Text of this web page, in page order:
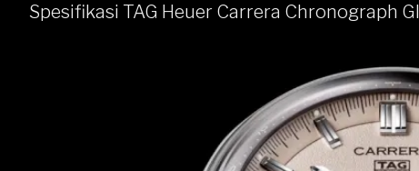
Spesifikasi TAG Heuer Carrera Chronograph